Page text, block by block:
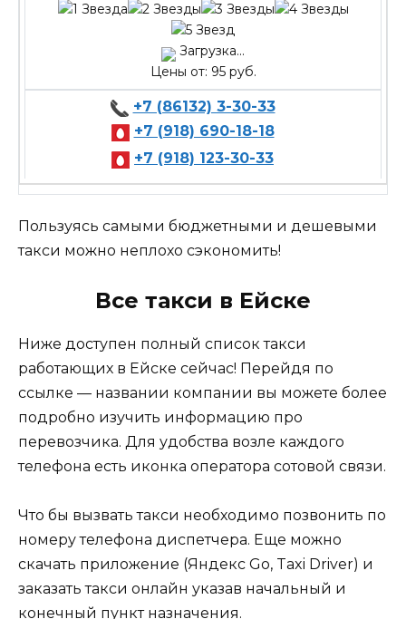
Загрузка...
Цены от: 95 руб.
+7 (86132) 3-30-33
+7 (918) 690-18-18
+7 (918) 123-30-33
Пользуясь самыми бюджетными и дешевыми
такси можно неплохо сэкономить!
Все такси в Ейске
Ниже доступен полный список такси
работающих в Ейске сейчас! Перейдя по
ссылке — названии компании вы можете более
подробно изучить информацию про
перевозчика. Для удобства возле каждого
телефона есть иконка оператора сотовой связи.
Что бы вызвать такси необходимо позвонить по
номеру телефона диспетчера. Еще можно
скачать приложение (Яндекс Go, Taxi Driver) и
заказать такси онлайн указав начальный и
конечный пункт назначения.